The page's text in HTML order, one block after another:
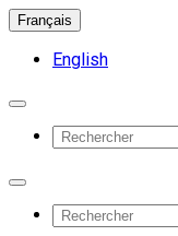
Français
English